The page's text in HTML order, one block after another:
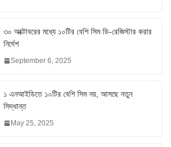
৩০ অক্টোবরের মধ্যে ১০টির বেশি সিম ডি-রেজিস্টার করার
নির্দেশ
September 6, 2025
১ এনআইডিতে ১০টির বেশি সিম নয়, আসছে নতুন
সিদ্ধান্ত
May 25, 2025